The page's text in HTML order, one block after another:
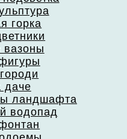
горка
вазоны
даче
ландшафта
водопад